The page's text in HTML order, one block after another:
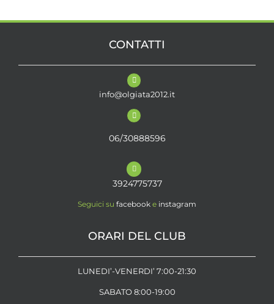
CONTATTI
info@olgiata2012.it
06/30888596
3924775737
Seguici su facebook e instagram
ORARI DEL CLUB
LUNEDI’-VENERDI’ 7:00-21:30
SABATO 8:00-19:00